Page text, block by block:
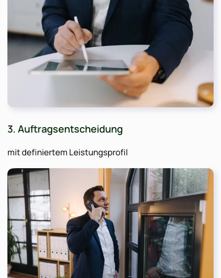
3. Auftragsentscheidung
mit definiertem Leistungsprofil